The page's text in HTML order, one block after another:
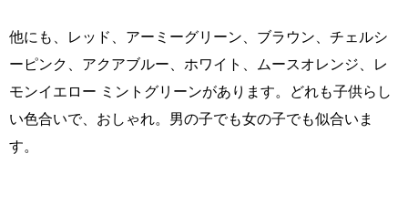
他にも、レッド、アーミーグリーン、ブラウン、チェルシ
ーピンク、アクアブルー、ホワイト、ムースオレンジ、レ
モンイエロー ミントグリーンがあります。どれも子供らし
い色合いで、おしゃれ。男の子でも女の子でも似合いま
す。